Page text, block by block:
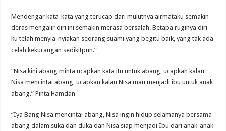
Mendengar kata-kata yang terucap dari mulutnya airmataku semakin
deras mengalir diri ini semakin merasa bersalah. Betapa ruginya diri
ku telah menyia-nyiakan seorang suami yang begitu baik, yang tak ada
celah kekurangan sedikitpun.”
“Nisa kini abang minta ucapkan kata itu untuk abang, ucapkan kalau
Nisa mencintai abang, ucapkan kalau Nisa mau menjadi ibu untuk anak
abang.” Pinta Hamdan
“Iya Bang Nisa mencintai abang, Nisa ingin hidup selamanya bersama
abang dalam suka dan duka dan Nisa siap menjadi Ibu dari anak-anak